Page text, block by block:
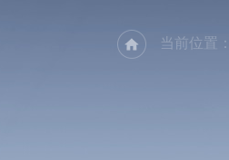
当前位置